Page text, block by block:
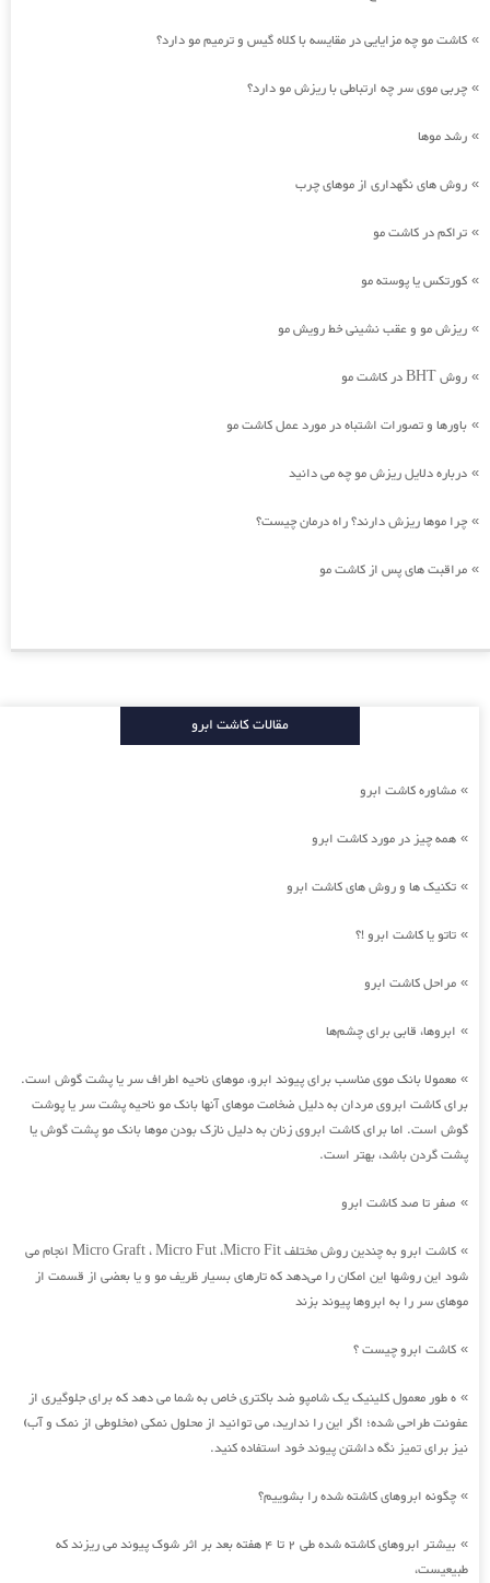
» کاشت مو چه مزایایی در مقایسه با کلاه گیس و ترمیم مو دارد؟
» چربی موی سر چه ارتباطی با ریزش مو دارد؟
» رشد موها
» روش های نگهداری از موهای چرب
» تراکم در کاشت مو
» کورتکس یا پوسته مو
» ریزش مو و عقب نشینی خط رویش مو
» روش BHT در کاشت مو
» باورها و تصورات اشتباه در مورد عمل کاشت مو
» درباره دلایل ریزش مو چه می دانید
» چرا موها ریزش دارند؟ راه درمان چیست؟
» مراقبت های پس از کاشت مو
مقالات کاشت ابرو
» مشاوره کاشت ابرو
» همه چیز در مورد کاشت ابرو
» تکنیک ها و روش های کاشت ابرو
» تاتو یا کاشت ابرو !؟
» مراحل کاشت ابرو
» ابروها، قابی برای چشم‌ها
» معمولا بانک موی مناسب برای پیوند ابرو، موهای ناحیه اطراف سر یا پشت گوش است.
برای کاشت ابروی مردان به دلیل ضخامت موهای آنها بانک مو ناحیه پشت سر یا پوشت
گوش است. اما برای کاشت ابروی زنان به دلیل نازک بودن موها بانک مو پشت گوش یا
پشت گردن باشد، بهتر است.
» صفر تا صد کاشت ابرو
»
کاشت ابرو به چندین روش مختلف Micro Graft ، Micro Fut ،Micro Fit انجام می
شود این روشها این امکان را می‌دهد که تارهای بسیار ظریف مو و یا بعضی از قسمت از
موهای سر را به ابروها پیوند بزند
» کاشت ابرو چیست ؟
» ه طور معمول کلینیک یک شامپو ضد باکتری خاص به شما می دهد که برای جلوگیری از
عفونت طراحی شده؛ اگر این را ندارید، می توانید از محلول نمکی (مخلوطی از نمک و آب)
نیز برای تمیز نگه داشتن پیوند خود استفاده کنید.
» چگونه ابروهای کاشته شده را بشوییم؟
»
بیشتر ابروهای کاشته شده طی 2 تا 4 هفته بعد بر اثر شوک پیوند می ریزند که
طبیعیست،